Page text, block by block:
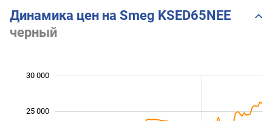
Динамика цен на Smeg KSED65NEE
черный
30 000
25 000